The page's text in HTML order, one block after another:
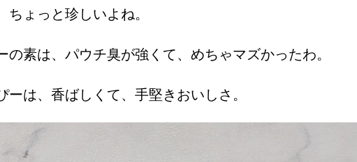
ょっと珍しいよね。
素は、パウチ臭が強くて、めちゃマズかったわ。
は、香ばしくて、手堅きおいしさ。